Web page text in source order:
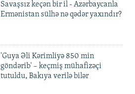
Savaşsız keçən bir il - Azərbaycanla
Ermənistan sülhə nə qədər yaxındır?
'Guya Əli Kərimliyə 850 min
göndərib' – keçmiş mühafizəçi
tutuldu, Bakıya verilə bilər